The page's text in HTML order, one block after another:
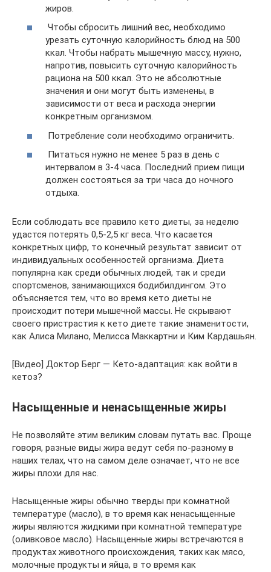
жиров.
Чтобы сбросить лишний вес, необходимо
урезать суточную калорийность блюд на 500
ккал. Чтобы набрать мышечную массу, нужно,
напротив, повысить суточную калорийность
рациона на 500 ккал. Это не абсолютные
значения и они могут быть изменены, в
зависимости от веса и расхода энергии
конкретным организмом.
Потребление соли необходимо ограничить.
Питаться нужно не менее 5 раз в день с
интервалом в 3-4 часа. Последний прием пищи
должен состояться за три часа до ночного
отдыха.
Если соблюдать все правило кето диеты, за неделю
удастся потерять 0,5-2,5 кг веса. Что касается
конкретных цифр, то конечный результат зависит от
индивидуальных особенностей организма. Диета
популярна как среди обычных людей, так и среди
спортсменов, занимающихся бодибилдингом. Это
объясняется тем, что во время кето диеты не
происходит потери мышечной массы. Не скрывают
своего пристрастия к кето диете такие знаменитости,
как Алиса Милано, Мелисса Маккартни и Ким Кардашьян.
[Видео] Доктор Берг — Кето-адаптация: как войти в
кетоз?
Насыщенные и ненасыщенные жиры
Не позволяйте этим великим словам путать вас. Проще
говоря, разные виды жира ведут себя по-разному в
наших телах, что на самом деле означает, что не все
жиры плохи для нас.
Насыщенные жиры обычно тверды при комнатной
температуре (масло), в то время как ненасыщенные
жиры являются жидкими при комнатной температуре
(оливковое масло). Насыщенные жиры встречаются в
продуктах животного происхождения, таких как мясо,
молочные продукты и яйца, в то время как